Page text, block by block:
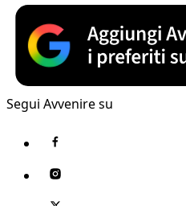
Segui Avvenire su